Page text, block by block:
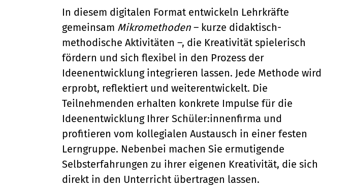
In diesem digitalen Format entwickeln Lehrkräfte
gemeinsam Mikromethoden – kurze didaktisch-
methodische Aktivitäten –, die Kreativität spielerisch
fördern und sich flexibel in den Prozess der
Ideenentwicklung integrieren lassen. Jede Methode wird
erprobt, reflektiert und weiterentwickelt. Die
Teilnehmenden erhalten konkrete Impulse für die
Ideenentwicklung Ihrer Schüler:innenfirma und
profitieren vom kollegialen Austausch in einer festen
Lerngruppe. Nebenbei machen Sie ermutigende
Selbsterfahrungen zu ihrer eigenen Kreativität, die sich
direkt in den Unterricht übertragen lassen.